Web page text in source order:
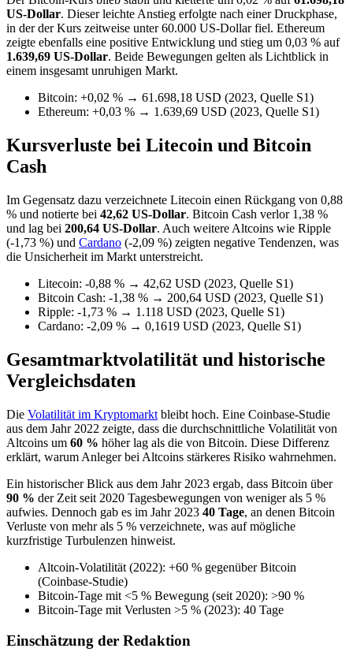
US-Dollar. Dieser leichte Anstieg erfolgte nach einer Druckphase,
in der der Kurs zeitweise unter 60.000 US-Dollar fiel. Ethereum
zeigte ebenfalls eine positive Entwicklung und stieg um 0,03 % auf
1.639,69 US-Dollar. Beide Bewegungen gelten als Lichtblick in
einem insgesamt unruhigen Markt.
Bitcoin: +0,02 % → 61.698,18 USD (2023, Quelle S1)
Ethereum: +0,03 % → 1.639,69 USD (2023, Quelle S1)
Kursverluste bei Litecoin und Bitcoin
Cash
Im Gegensatz dazu verzeichnete Litecoin einen Rückgang von 0,88
% und notierte bei 42,62 US-Dollar. Bitcoin Cash verlor 1,38 %
und lag bei 200,64 US-Dollar. Auch weitere Altcoins wie Ripple
(-1,73 %) und Cardano (-2,09 %) zeigten negative Tendenzen, was
die Unsicherheit im Markt unterstreicht.
Litecoin: -0,88 % → 42,62 USD (2023, Quelle S1)
Bitcoin Cash: -1,38 % → 200,64 USD (2023, Quelle S1)
Ripple: -1,73 % → 1.118 USD (2023, Quelle S1)
Cardano: -2,09 % → 0,1619 USD (2023, Quelle S1)
Gesamtmarktvolatilität und historische
Vergleichsdaten
Die Volatilität im Kryptomarkt bleibt hoch. Eine Coinbase-Studie
aus dem Jahr 2022 zeigte, dass die durchschnittliche Volatilität von
Altcoins um 60 % höher lag als die von Bitcoin. Diese Differenz
erklärt, warum Anleger bei Altcoins stärkeres Risiko wahrnehmen.
Ein historischer Blick aus dem Jahr 2023 ergab, dass Bitcoin über
90 % der Zeit seit 2020 Tagesbewegungen von weniger als 5 %
aufwies. Dennoch gab es im Jahr 2023 40 Tage, an denen Bitcoin
Verluste von mehr als 5 % verzeichnete, was auf mögliche
kurzfristige Turbulenzen hinweist.
Altcoin-Volatilität (2022): +60 % gegenüber Bitcoin
(Coinbase-Studie)
Bitcoin-Tage mit <5 % Bewegung (seit 2020): >90 %
Bitcoin-Tage mit Verlusten >5 % (2023): 40 Tage
Einschätzung der Redaktion